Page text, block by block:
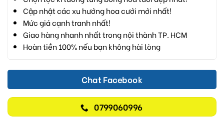
Cập nhật các xu hướng hoa cưới mới nhất!
Mức giá cạnh tranh nhất!
Giao hàng nhanh nhất trong nội thành TP. HCM
Hoàn tiền 100% nếu bạn không hài lòng
Chat Facebook
0799060996